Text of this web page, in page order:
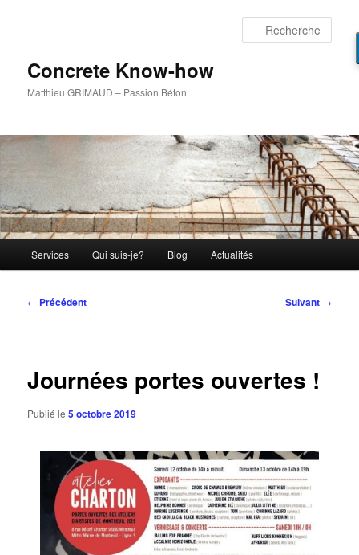
Concrete Know-how
Matthieu GRIMAUD – Passion Béton
principal
Services Qui suis-je? Blog Actualités
Navigation
← Précédent Suivant →
Journées portes ouvertes !
Publié le5 octobre 2019